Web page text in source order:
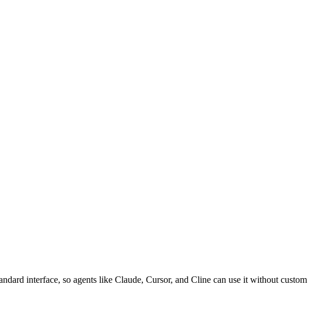
interface, so agents like Claude, Cursor, and Cline can use it without custom